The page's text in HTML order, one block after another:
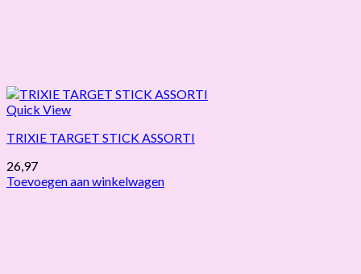
Quick View
TRIXIE TARGET STICK ASSORTI
26,97
Toevoegen aan winkelwagen